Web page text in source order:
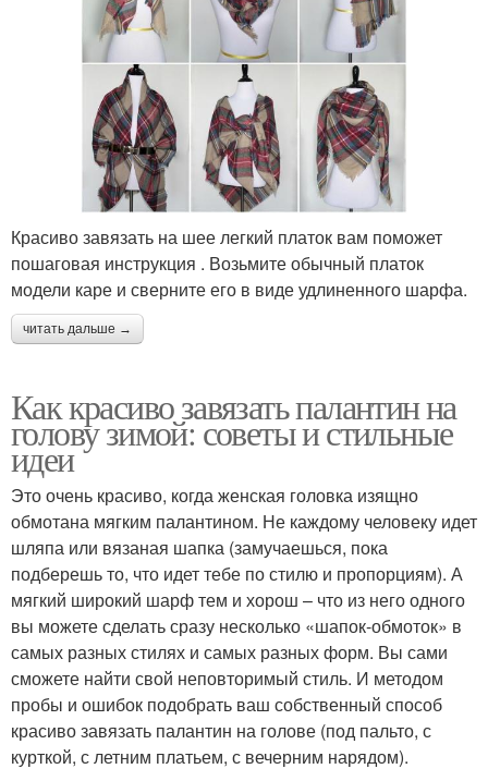
Красиво завязать на шее легкий платок вам поможет
пошаговая инструкция . Возьмите обычный платок
модели каре и сверните его в виде удлиненного шарфа.
читать дальше →
Как красиво завязать палантин на
голову зимой: советы и стильные
идеи
Это очень красиво, когда женская головка изящно
обмотана мягким палантином. Не каждому человеку идет
шляпа или вязаная шапка (замучаешься, пока
подберешь то, что идет тебе по стилю и пропорциям). А
мягкий широкий шарф тем и хорош – что из него одного
вы можете сделать сразу несколько «шапок-обмоток» в
самых разных стилях и самых разных форм. Вы сами
сможете найти свой неповторимый стиль. И методом
пробы и ошибок подобрать ваш собственный способ
красиво завязать палантин на голове (под пальто, с
курткой, с летним платьем, с вечерним нарядом).